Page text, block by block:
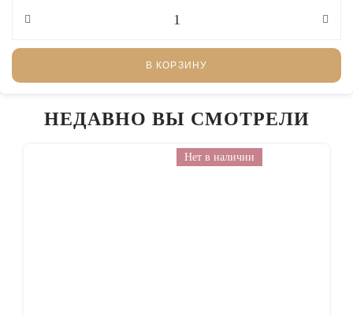
В КОРЗИНУ
НЕДАВНО ВЫ СМОТРЕЛИ
Нет в наличии